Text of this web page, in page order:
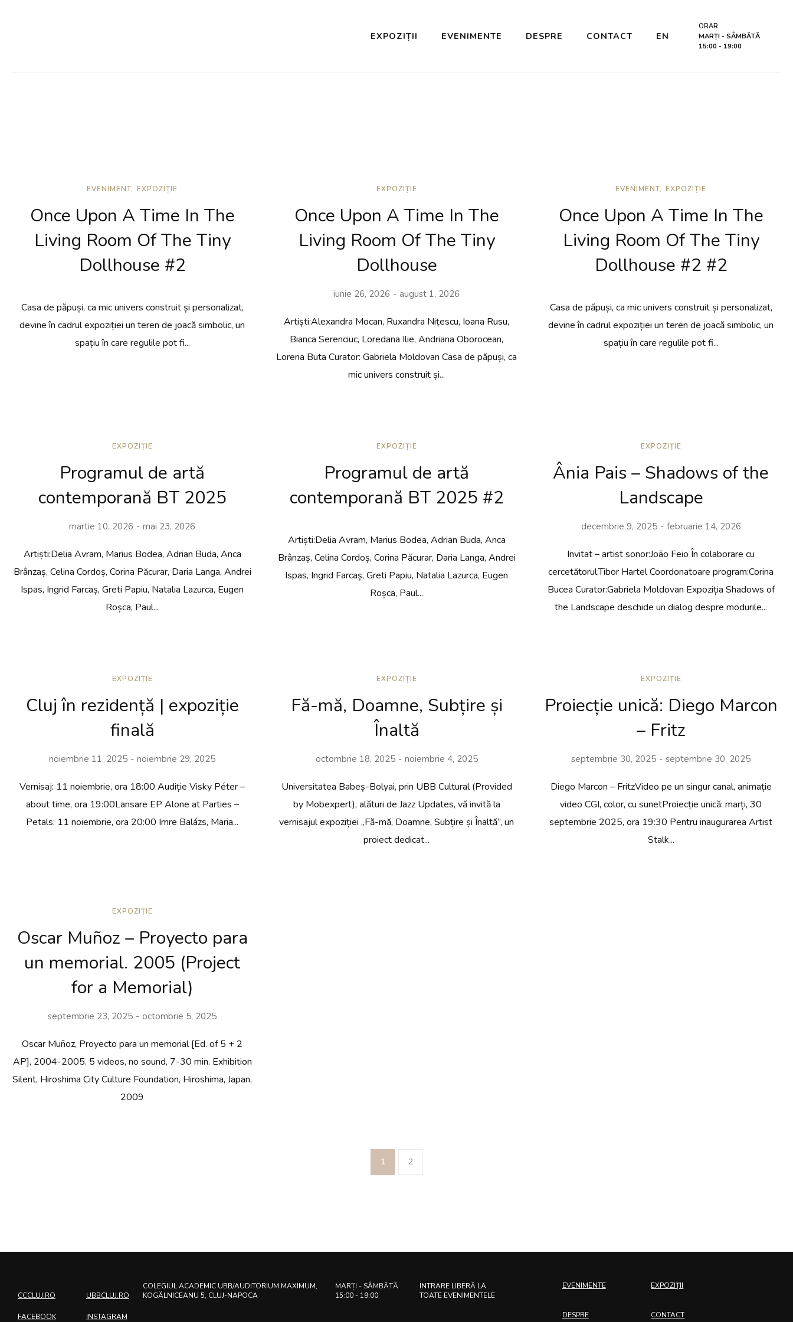
EXPOZIȚII EVENIMENTE DESPRE CONTACT EN
ORAR:
MARȚI - SÂMBĂTĂ
15:00 - 19:00
EVENIMENT EXPOZIȚIE
Once Upon A Time In The
Living Room Of The Tiny
Dollhouse #2
Casa de păpuși, ca mic univers construit și personalizat,
devine în cadrul expoziției un teren de joacă simbolic, un
spațiu în care regulile pot fi...
EXPOZIȚIE
Once Upon A Time In The
Living Room Of The Tiny
Dollhouse
iunie 26, 2026 august 1, 2026
Artiști:Alexandra Mocan, Ruxandra Nițescu, Ioana Rusu,
Bianca Serenciuc, Loredana Ilie, Andriana Oborocean,
Lorena Buta Curator: Gabriela Moldovan Casa de păpuși, ca
mic univers construit și...
EVENIMENT EXPOZIȚIE
Once Upon A Time In The
Living Room Of The Tiny
Dollhouse #2 #2
Casa de păpuși, ca mic univers construit și personalizat,
devine în cadrul expoziției un teren de joacă simbolic, un
spațiu în care regulile pot fi...
EXPOZIȚIE
Programul de artă
contemporană BT 2025
martie 10, 2026 mai 23, 2026
Artiști:Delia Avram, Marius Bodea, Adrian Buda, Anca
Brânzaș, Celina Cordoș, Corina Păcurar, Daria Langa, Andrei
Ispas, Ingrid Farcaș, Greti Papiu, Natalia Lazurca, Eugen
Roșca, Paul...
EXPOZIȚIE
Programul de artă
contemporană BT 2025 #2
Artiști:Delia Avram, Marius Bodea, Adrian Buda, Anca
Brânzaș, Celina Cordoș, Corina Păcurar, Daria Langa, Andrei
Ispas, Ingrid Farcaș, Greti Papiu, Natalia Lazurca, Eugen
Roșca, Paul...
EXPOZIȚIE
Ânia Pais – Shadows of the
Landscape
decembrie 9, 2025 februarie 14, 2026
Invitat – artist sonor:João Feio În colaborare cu
cercetătorul:Tibor Hartel Coordonatoare program:Corina
Bucea Curator:Gabriela Moldovan Expoziția Shadows of
the Landscape deschide un dialog despre modurile...
EXPOZIȚIE
Cluj în rezidență | expoziție
finală
noiembrie 11, 2025 noiembrie 29, 2025
Vernisaj: 11 noiembrie, ora 18:00 Audiție Visky Péter –
about time, ora 19:00Lansare EP Alone at Parties –
Petals: 11 noiembrie, ora 20:00 Imre Balázs, Maria...
EXPOZIȚIE
Fă-mă, Doamne, Subțire și
Înaltă
octombrie 18, 2025 noiembrie 4, 2025
Universitatea Babeș-Bolyai, prin UBB Cultural (Provided
by Mobexpert), alături de Jazz Updates, vă invită la
vernisajul expoziției „Fă-mă, Doamne, Subțire și Înaltă”, un
proiect dedicat...
EXPOZIȚIE
Proiecție unică: Diego Marcon
– Fritz
septembrie 30, 2025 septembrie 30, 2025
Diego Marcon – FritzVideo pe un singur canal, animație
video CGI, color, cu sunetProiecție unică: marți, 30
septembrie 2025, ora 19:30 Pentru inaugurarea Artist
Stalk...
EXPOZIȚIE
Oscar Muñoz – Proyecto para
un memorial. 2005 (Project
for a Memorial)
septembrie 23, 2025 octombrie 5, 2025
Oscar Muñoz, Proyecto para un memorial [Ed. of 5 + 2
AP], 2004-2005. 5 videos, no sound, 7-30 min. Exhibition
Silent, Hiroshima City Culture Foundation, Hiroshima, Japan,
2009
1 2
CCCLUJ.RO UBBCLUJ.RO
FACEBOOK INSTAGRAM
COLEGIUL ACADEMIC UBB/AUDITORIUM MAXIMUM,
KOGĂLNICEANU 5, CLUJ-NAPOCA
MARȚI - SÂMBĂTĂ
15:00 - 19:00
INTRARE LIBERĂ LA
TOATE EVENIMENTELE
EVENIMENTE EXPOZIȚII
DESPRE CONTACT